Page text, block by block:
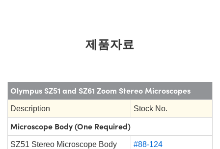
제품자료
Olympus SZ51 and SZ61 Zoom Stereo Microscopes
Description Stock No.
Microscope Body (One Required)
SZ51 Stereo Microscope Body
#88-124